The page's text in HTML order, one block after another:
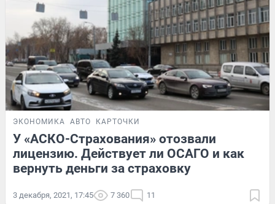
ЭКОНОМИКА АВТО КАРТОЧКИ
У «АСКО-Страхования» отозвали
лицензию. Действует ли ОСАГО и как
вернуть деньги за страховку
3 декабря, 2021, 17:45 7 360 11